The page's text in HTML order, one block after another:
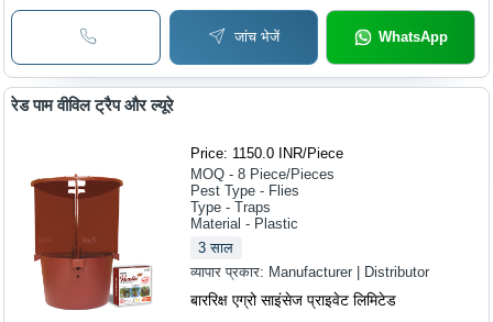
जांच भेजें WhatsApp
रेड पाम वीविल ट्रैप और ल्यूरे
Price: 1150.0 INR/Piece
MOQ - 8 Piece/Pieces
Pest Type - Flies
Type - Traps
Material - Plastic
3 साल
व्यापार प्रकार: Manufacturer | Distributor
बाररिक्ष एग्रो साइंसेज प्राइवेट लिमिटेड